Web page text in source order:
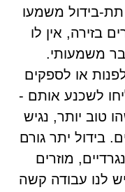
תת-בידול משמעו
בזירה, אין לו
משמעותי.
או לספקים
לשכנע אותם -
טוב יותר, נגיש
בידול יתר גורם
מוזרים
לנו עבודה קשה